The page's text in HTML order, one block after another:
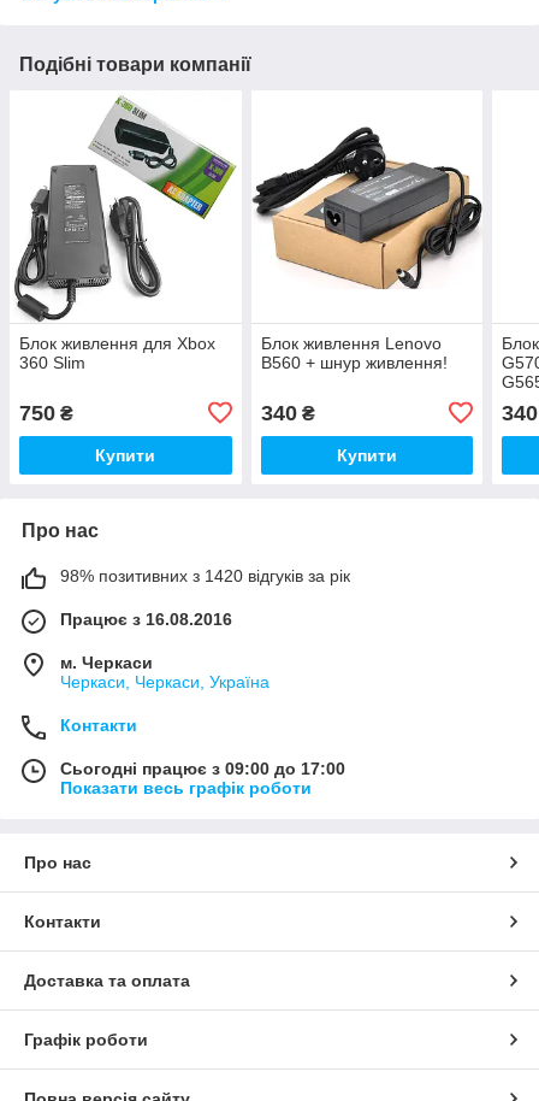
Подібні товари компанії
Блок живлення для Xbox
360 Slim
750 ₴
Купити
Блок живлення Lenovo
B560 + шнур живлення!
340₴
Купити
340
Про нас
98% позитивних з 1420 відгуків за рік
Працює з 16.08.2016
м. Черкаси
Черкаси, Черкаси, Україна
Контакти
Сьогодні працює з 09:00 до 17:00
Показати весь графік роботи
Про нас
Контакти
Доставка та оплата
Графік роботи